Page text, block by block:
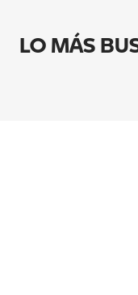
NAVEGADOR
STREET BMW
LO MÁS